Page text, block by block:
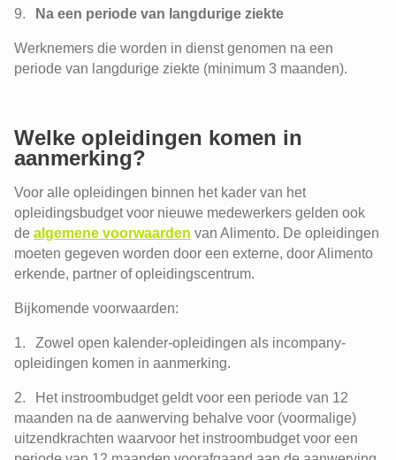
Na een periode van langdurige ziekte
Werknemers die worden in dienst genomen na een
periode van langdurige ziekte (minimum 3 maanden).
Welke opleidingen komen in
aanmerking?
Voor alle opleidingen binnen het kader van het
opleidingsbudget voor nieuwe medewerkers gelden ook
de algemene voorwaarden van Alimento. De opleidingen
moeten gegeven worden door een externe, door Alimento
erkende, partner of opleidingscentrum.
Bijkomende voorwaarden:
Zowel open kalender-opleidingen als incompany-
opleidingen komen in aanmerking.
Het instroombudget geldt voor een periode van 12
maanden na de aanwerving behalve voor (voormalige)
uitzendkrachten waarvoor het instroombudget voor een
Het opleidingsbudget voor
werkhervatting
Steun van de Vlaamse overheid
Steun van de Waalse en Brusselse
overheden
Sectorale steun bij
Educatief Verlof: hoe krijg je een
loontussenkomst?
Betaald educatief verlof